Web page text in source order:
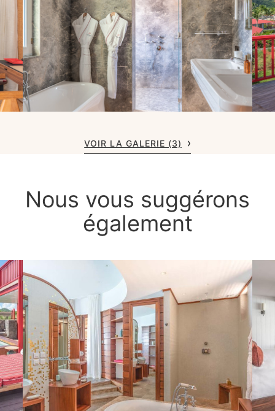
VOIR LA GALERIE (3)
Nous vous suggérons
également